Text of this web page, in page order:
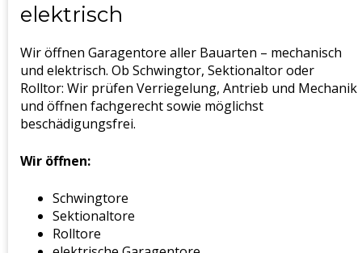
elektrisch
Wir öffnen Garagentore aller Bauarten – mechanisch
und elektrisch. Ob Schwingtor, Sektionaltor oder
Rolltor: Wir prüfen Verriegelung, Antrieb und Mechanik
und öffnen fachgerecht sowie möglichst
beschädigungsfrei.
Wir öffnen:
Schwingtore
Sektionaltore
Rolltore